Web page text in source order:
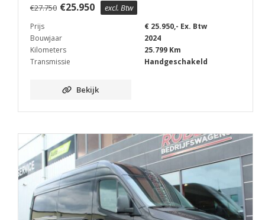
€27.750 €25.950 excl. Btw
Prijs
€ 25.950,- Ex. Btw
Bouwjaar
2024
Kilometers
25.799 Km
Transmissie
Handgeschakeld
Bekijk